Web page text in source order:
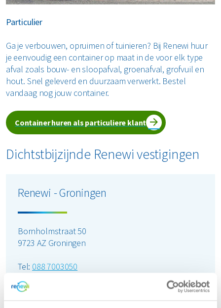
Particulier
Ga je verbouwen, opruimen of tuinieren? Bij Renewi huur
je eenvoudig een container op maat in de voor elk type
afval zoals bouw- en sloopafval, groenafval, grofvuil en
hout. Snel geleverd en duurzaam verwerkt. Bestel
vandaag nog jouw container.
Container huren als particuliere klant
Dichtstbijzijnde Renewi vestigingen
Renewi - Groningen
Bornholmstraat 50
9723 AZ Groningen
Tel: 088 7003050